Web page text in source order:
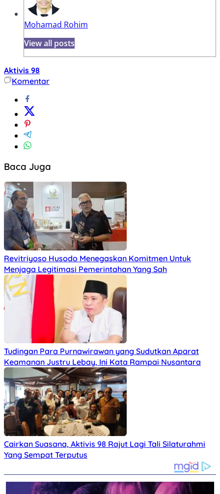
Mohamad Rohim
View all posts
Aktivis 98
Komentar
Baca Juga
Revitriyoso Husodo Menegaskan Komitmen Untuk
Menjaga Legitimasi Pemerintahan Yang Sah
Tudingan Para Purnawirawan yang Sudutkan Aparat
Keamanan Justru Lebay, Ini Kata Rampai Nusantara
Cairkan Suasana, Aktivis 98 Rajut Lagi Tali Silaturahmi
Yang Sempat Terputus